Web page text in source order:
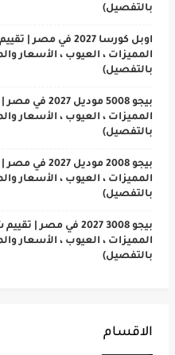
بالتفصيل)
اوبل كورسا 2027 في
المميزات ، العيوب ، الأسعار
بالتفصيل)
بيجو 5008 موديل
المميزات ، العيوب ، الأسعار
بالتفصيل)
بيجو 2008 موديل
المميزات ، العيوب ، الأسعار
بالتفصيل)
بيجو 3008 2027 في مصر |
المميزات ، العيوب ، الأسعار
بالتفصيل)
الاقسام